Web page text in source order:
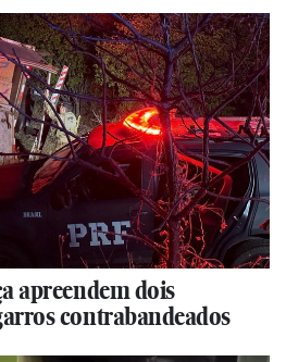
apreendem dois
contrabandeados